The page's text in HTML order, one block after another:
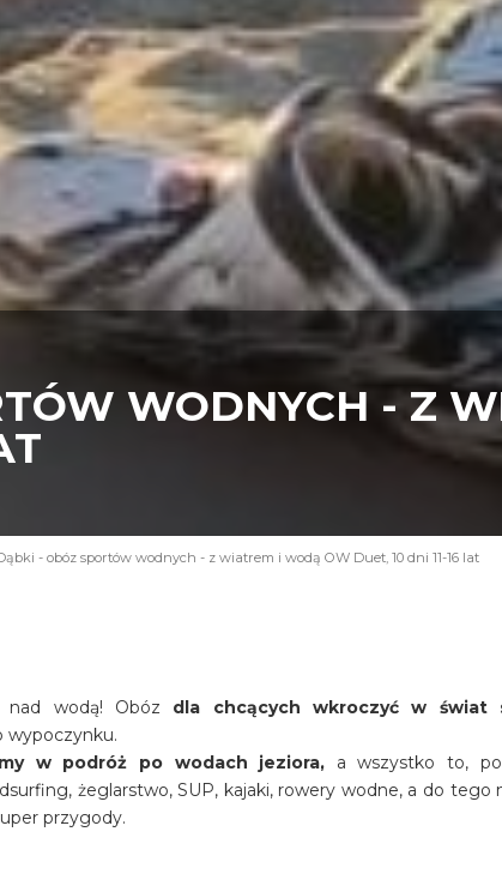
WODNYCH - Z
- obóz sportów wodnych - z wiatrem i wodą OW Duet, 10 dni 11-16 lat
nad wodą! Obóz dla chcących wkroczyć w świat
wypoczynku.
w podróż po wodach jeziora, a wszystko to,
żeglarstwo, SUP, kajaki, rowery wodne, a do tego
przygody.